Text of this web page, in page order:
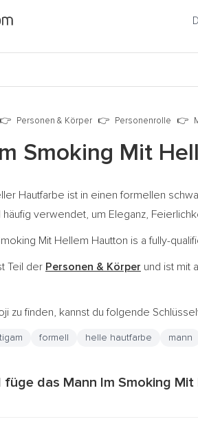
Personen & Körper Personenrolle
Smoking Mit
Hautfarbe ist in einen formellen
häufig verwendet, um Eleganz,
Mit Hellem Hautton is a fully-
Teil der Personen & Körper und ist mit
zu finden, kannst du folgende
formell helle hautfarbe mann
füge das Mann Im Smoking